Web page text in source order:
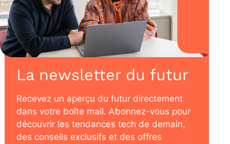
La newsletter du futur
Recevez un aperçu du futur directement
dans votre boîte mail. Abonnez-vous pour
découvrir les tendances tech de demain,
des conseils exclusifs et des offres